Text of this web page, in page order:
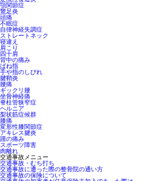
顎関節症
鵞足炎
頭痛
不眠症
自律神経失調症
ストレートネック
寝違え
肩こり
四十肩
背中の痛み
ばね指
手や指のしびれ
腱鞘炎
腰痛
ギックリ腰
坐骨神経痛
脊柱管狭窄症
ヘルニア
梨状筋症候群
膝痛
変形性膝関節症
アキレス腱炎
踵の痛み
スポーツ障害
肉離れ
交通事故メニュー
交通事故・むち打ち
交通事故に遭った際の整骨院の通い方
交通事故の保険について